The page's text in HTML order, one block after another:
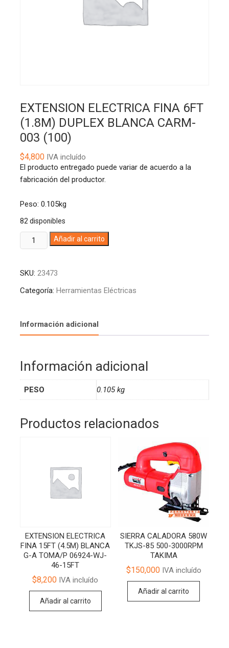
EXTENSION ELECTRICA FINA 6FT
(1.8M) DUPLEX BLANCA CARM-
003 (100)
$4,800IVA incluído
El producto entregado puede variar de acuerdo a la
fabricación del productor.
Peso: 0.105kg
82 disponibles
EXTENSION
ELECTRICA
6FT
(1.8M)
CARM-
003
cantidad
Añadir al carrito
r
i
e
:
SKU: 23473
Categoría: Herramientas Eléctricas
Información adicional
Información adicional
PESO 0.105 kg
Productos relacionados
EXTENSION ELECTRICA
FINA 15FT (4.5M) BLANCA
G-A TOMA/P 06924-WJ-
46-15FT
$8,200 IVA incluído
Añadir al carrito
SIERRA CALADORA 580W
TKJS-85 500-3000RPM
TAKIMA
$150,000IVA incluído
Añadir al carrito